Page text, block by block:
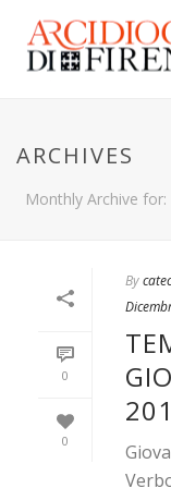
ARCHIVES
Monthly Archive
0
0
By